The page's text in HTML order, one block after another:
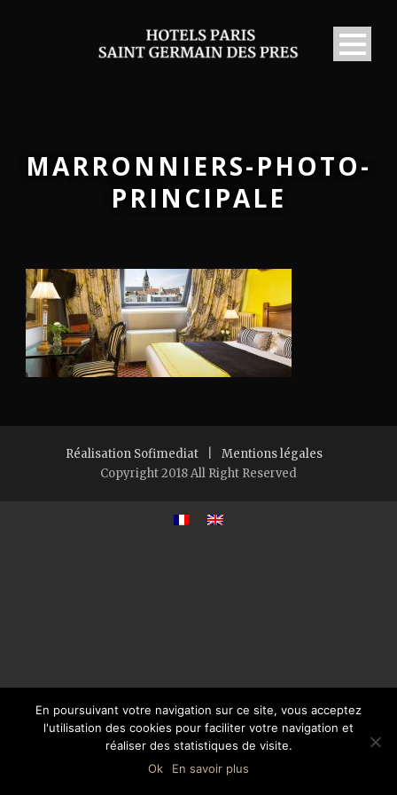
MARRONNIERS-PHOTO-
PRINCIPALE
Réalisation Sofimediat
Mentions légales
Copyright 2018 All Right Reserved
En poursuivant votre navigation sur ce site, vous acceptez
l'utilisation des cookies pour faciliter votre navigation et
réaliser des statistiques de visite.
Ok
En savoir plus